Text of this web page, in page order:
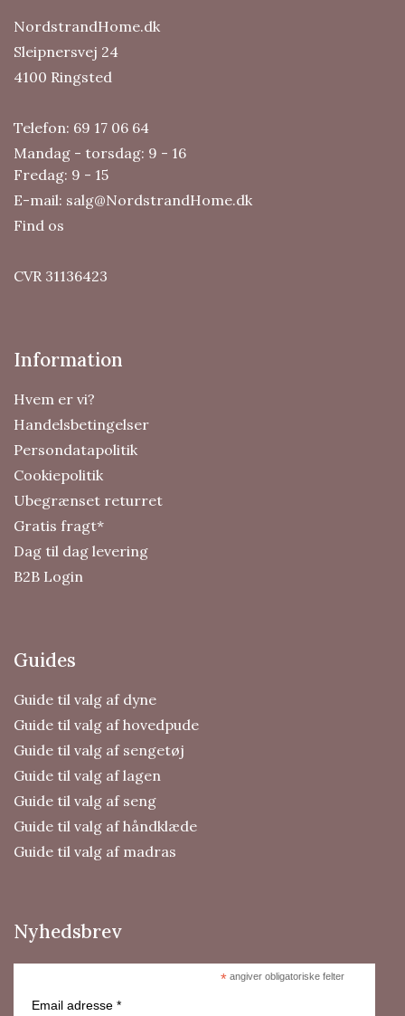
NordstrandHome.dk
Sleipnersvej 24
4100 Ringsted
Telefon: 69 17 06 64
Mandag - torsdag: 9 - 16
Fredag: 9 - 15
E-mail: salg@NordstrandHome.dk
Find os
CVR 31136423
Information
Hvem er vi?
Handelsbetingelser
Persondatapolitik
Cookiepolitik
Ubegrænset returret
Gratis fragt*
Dag til dag levering
B2B Login
Guides
Guide til valg af dyne
Guide til valg af hovedpude
Guide til valg af sengetøj
Guide til valg af lagen
Guide til valg af seng
Guide til valg af håndklæde
Guide til valg af madras
Nyhedsbrev
*angiver obligatoriske felter
Email adresse *